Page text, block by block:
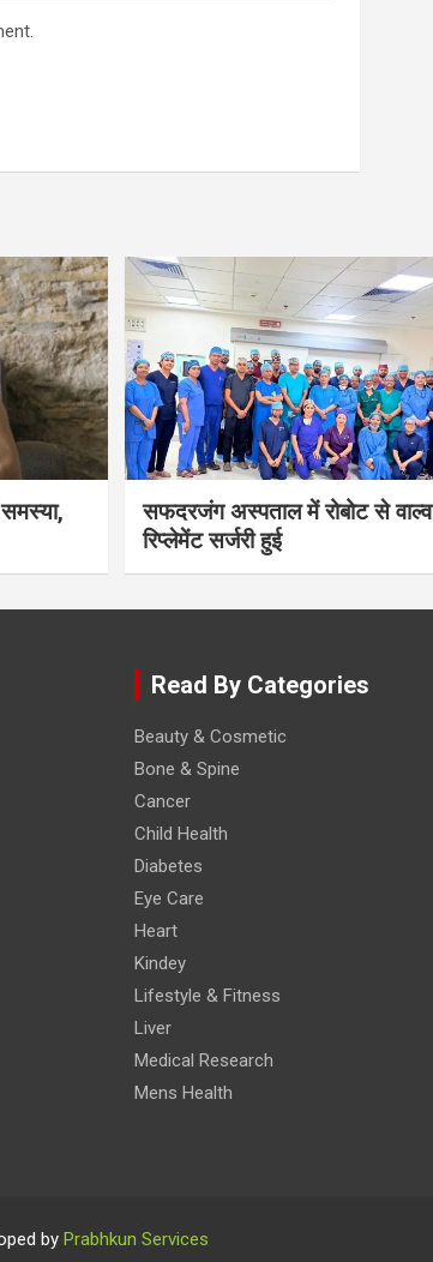
सफदरजंग अस्पताल में रोबोट से वाल्व
रिप्लेमेंट सर्जरी हुई
Read By Categories
Beauty & Cosmetic
Bone & Spine
Cancer
Child Health
Diabetes
Eye Care
Heart
Kindey
Lifestyle & Fitness
Liver
Medical Research
Mens Health
byPrabhkun Services